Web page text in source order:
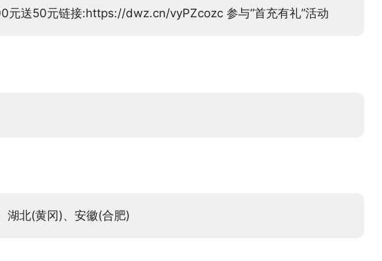
元送50元链接:https://dwz.cn/vyPZcozc 参与“首充有礼”活动
湖北(黄冈)、安徽(合肥)